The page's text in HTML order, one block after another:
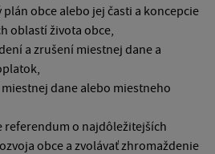
obce alebo jej časti a koncepcie
oblastí života obce,
a zrušení miestnej dane a
dane alebo miestneho
referendum o najdôležitejších
obce a zvolávať zhromaždenie